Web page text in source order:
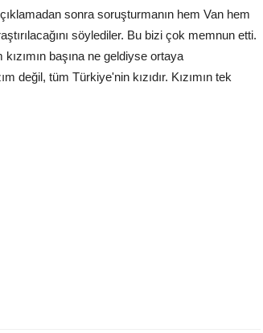
sonra soruşturmanın hem Van hem
söylediler. Bu bizi çok memnun etti.
başına ne geldiyse ortaya
değil, tüm Türkiye'nin kızıdır. Kızımın tek